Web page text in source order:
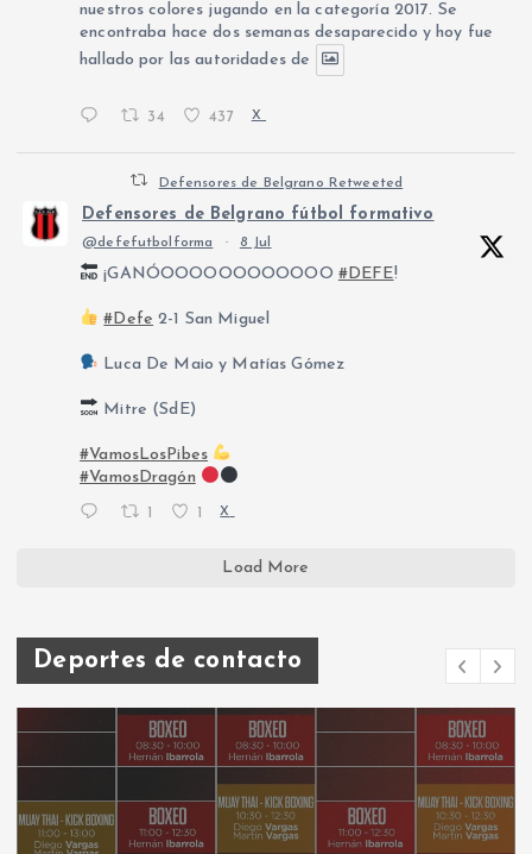
n
r
a
d
a
s
nuestros colores jugando en la categoría 2017. Se
encontraba hace dos semanas desaparecido y hoy fue
hallado por las autoridades de
34 437 X
Defensores de Belgrano Retweeted
Defensores de Belgrano fútbol formativo
@defefutbolforma · 8 Jul
¡GANÓOOOOOOOOOOOO #DEFE!
#Defe 2-1 San Miguel
Luca De Maio y Matías Gómez
Mitre (SdE)
#VamosLosPibes
#VamosDragón
1 1 X
Load More
Deportes de contacto